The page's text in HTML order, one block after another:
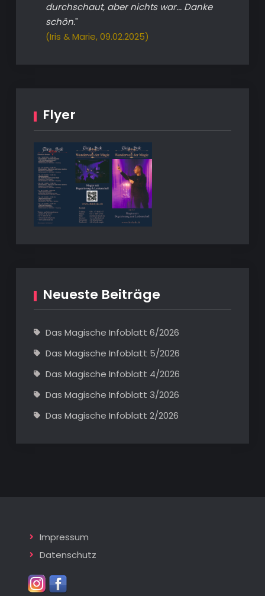
durchschaut, aber nichts war... Danke
schön."
(Iris & Marie, 09.02.2025)
Flyer
Neueste Beiträge
Das Magische Infoblatt 6/2026
Das Magische Infoblatt 5/2026
Das Magische Infoblatt 4/2026
Das Magische Infoblatt 3/2026
Das Magische Infoblatt 2/2026
Impressum
Datenschutz